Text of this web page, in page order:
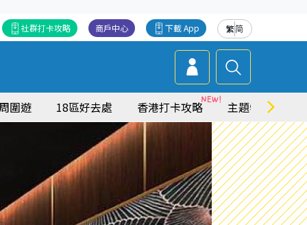
繁简
下載 App
商戶中心
社群打卡攻略
圍遊 18區好去處 香港打卡攻略 主題特集